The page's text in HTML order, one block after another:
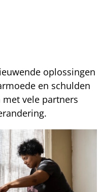
oplossingen
en schulden
vele partners